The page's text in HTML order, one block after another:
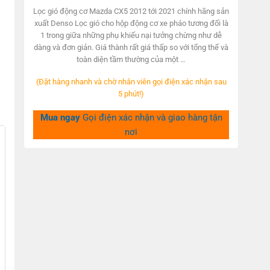
was:
350,000₫.
is:
280,000₫.
Lọc gió động cơ Mazda CX5 2012 tới 2021 chính hãng sản
xuất Denso Lọc gió cho hộp động cơ xe pháo tương đối là
1 trong giữa những phụ khiếu nại tưởng chừng như dễ
dàng và đơn giản. Giá thành rất giá thấp so với tổng thể và
toàn diện tầm thường của một …
(Đặt hàng nhanh và chờ nhân viên gọi điện xác nhận sau
5 phút!)
Mua ngay Gọi điện xác nhận và giao hàng tận
nơi